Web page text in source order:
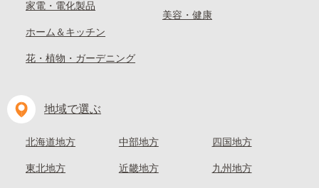
家電・電化製品
ホーム＆キッチン
花・植物・ガーデニング
美容・健康
地域で選ぶ
北海道地方
東北地方
中部地方
近畿地方
四国地方
九州地方